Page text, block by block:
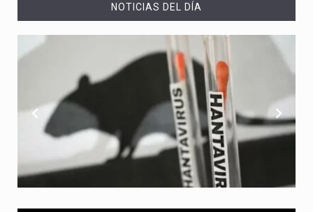
NOTICIAS DEL DÍA